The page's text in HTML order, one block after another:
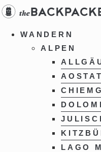
Zum
Inhalt
springenWANDERN
ALPEN
LAGO